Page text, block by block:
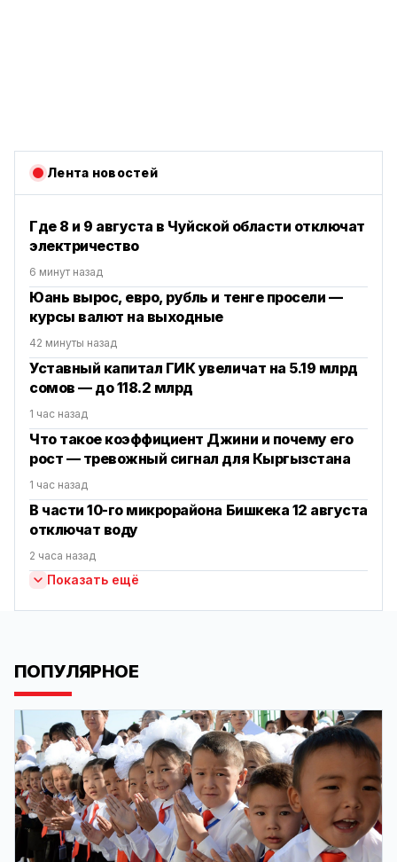
Лента новостей
Где 8 и 9 августа в Чуйской области отключат
электричество
6 минут назад
Юань вырос, евро, рубль и тенге просели —
курсы валют на выходные
42 минуты назад
Уставный капитал ГИК увеличат на 5.19 млрд
сомов — до 118.2 млрд
1 час назад
Что такое коэффициент Джини и почему его
рост — тревожный сигнал для Кыргызстана
1 час назад
В части 10-го микрорайона Бишкека 12 августа
отключат воду
2 часа назад
Показать ещё
ПОПУЛЯРНОЕ